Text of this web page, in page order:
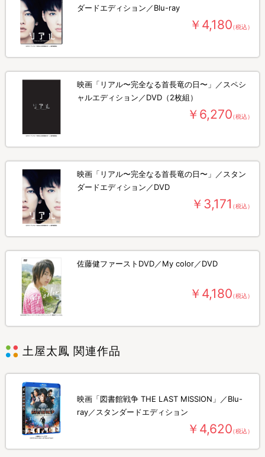
ダードエディション／Blu-ray
￥4,180（税込）
映画「リアル〜完全なる首長竜の日〜」／スペシ
ャルエディション／DVD（2枚組）
￥6,270（税込）
映画「リアル〜完全なる首長竜の日〜」／スタン
ダードエディション／DVD
￥3,171 （税込）
佐藤健ファーストDVD／My color／DVD
￥4,180（税込）
土屋太鳳 関連作品
映画「図書館戦争 THE LAST MISSION」／Blu-
ray／スタンダードエディション
￥4,620（税込）